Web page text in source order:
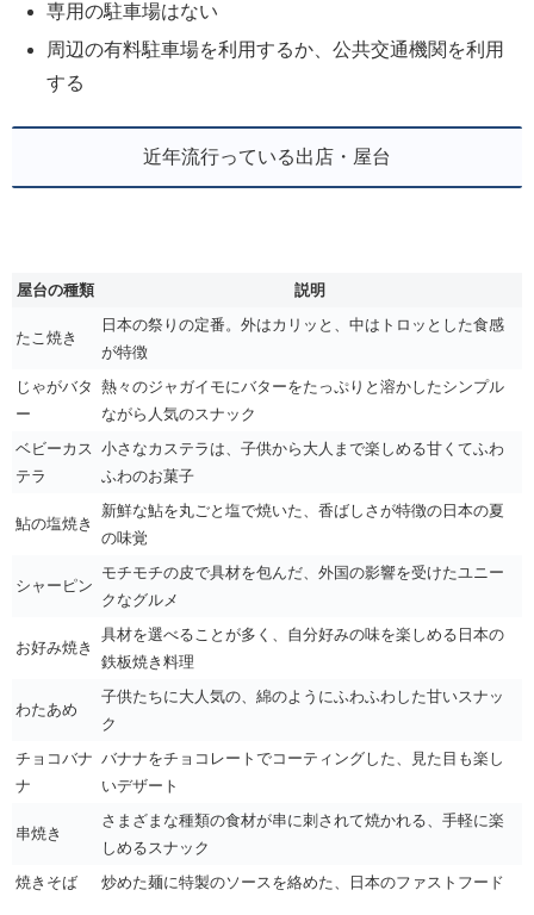
専用の駐車場はない
周辺の有料駐車場を利用するか、公共交通機関を利用
する
近年流行っている出店・屋台
屋台の種類 説明
たこ焼き
日本の祭りの定番。外はカリッと、中はトロッとした食感
が特徴
じゃがバタ
ー
熱々のジャガイモにバターをたっぷりと溶かしたシンプル
ながら人気のスナック
ベビーカス
テラ
小さなカステラは、子供から大人まで楽しめる甘くてふわ
ふわのお菓子
鮎の塩焼き
新鮮な鮎を丸ごと塩で焼いた、香ばしさが特徴の日本の夏
の味覚
シャーピン
モチモチの皮で具材を包んだ、外国の影響を受けたユニー
クなグルメ
お好み焼き
具材を選べることが多く、自分好みの味を楽しめる日本の
鉄板焼き料理
わたあめ
子供たちに大人気の、綿のようにふわふわした甘いスナッ
ク
チョコバナ
ナ
バナナをチョコレートでコーティングした、見た目も楽し
いデザート
串焼き
さまざまな種類の食材が串に刺されて焼かれる、手軽に楽
しめるスナック
焼きそば
炒めた麺に特製のソースを絡めた、日本のファストフード